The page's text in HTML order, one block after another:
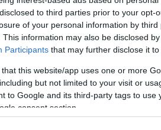
to third parties prior to your opt-
of your personal information by third
This information may also be disclosed
Participants that may further disclose it
that this website/app uses one or more
but not limited to your visit or
to Google and its third-party tags to
consent section.
között idénVir,
is egyszerűen elérhető,
világítótorony és a vörös
Budapesttől nagyjából 500
A Kvarner-öböl ismert